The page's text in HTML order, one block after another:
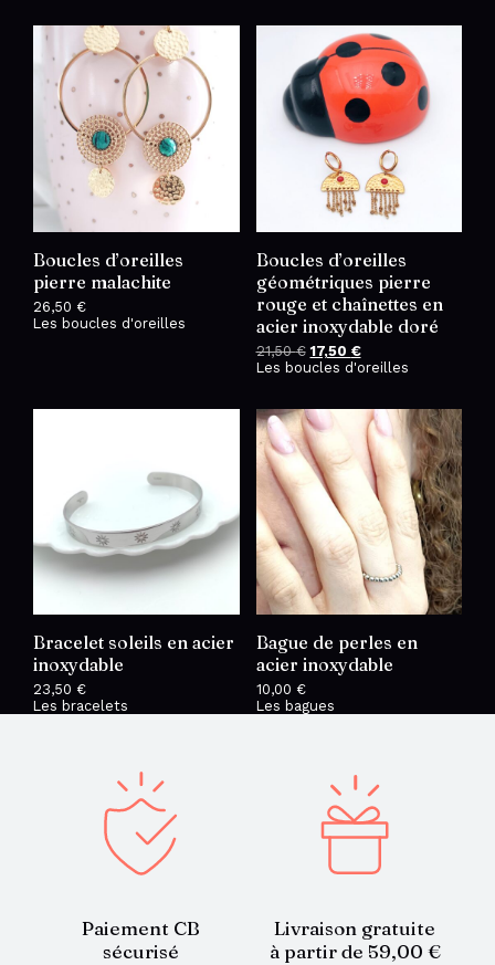
Boucles d’oreilles
pierre malachite
26,50 €
Les boucles d'oreilles
Boucles d’oreilles
géométriques pierre
rouge et chaînettes en
acier inoxydable doré
21,50€ Le
prix
21,50 €.
17,50 €Le
prix
17,50 €.
Les boucles d'oreilles
Bracelet soleils en acier
inoxydable
23,50 €
Les bracelets
Bague de perles en
acier inoxydable
10,00 €
Les bagues
Paiement CB
sécurisé
Livraison gratuite
à partir de 59,00 €